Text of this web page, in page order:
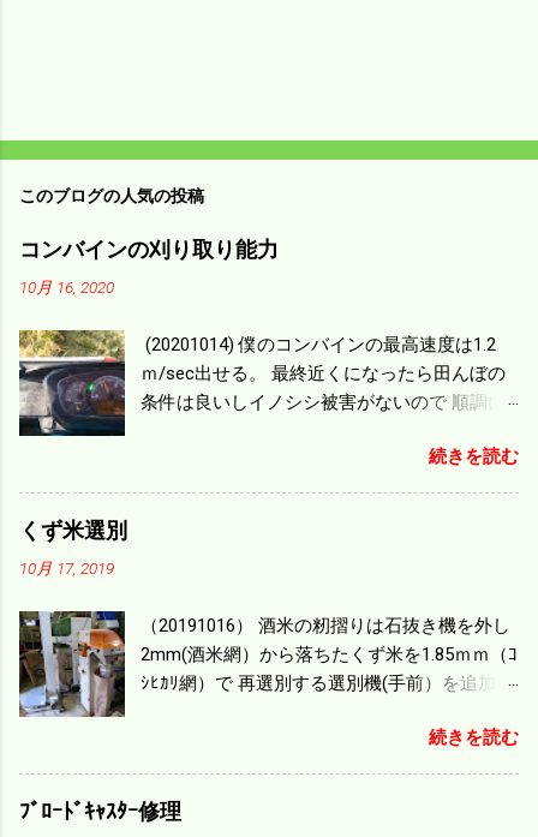
このブログの人気の投稿
コンバインの刈り取り能力
10月 16, 2020
(20201014) 僕のコンバインの最高速度は1.2
ｍ/sec出せる。 最終近くになったら田んぼの
条件は良いしイノシシ被害がないので 順調に
ｍ/min、4.32ｋｍ/hrになり 幅は約2ｍだから
0.864/haの作業能力がある。 実際は回転した
機の容量、籾摺りの能力などのバランスの問
題で 今の機種で満足している。 というより買
った時はまだ耕作面積が少なく手が出せ 無か
のがある。キャビン付きだから一度は乗って
みたいと思う。 町内では5条刈りの100㎰で作
業する人がいる。 秋作業は儲かるというのが
続きを読む
くず米選別
10月 17, 2019
（20191016） 酒米の籾摺りは石抜き機を外し
2mm(酒米網）から落ちたくず米を1.85ｍｍ（ｺ
ｼﾋｶﾘ網）で 再選別する選別機(手前）を追加す
ず米より2倍近い値段になる。 後で選別するの
には手間がかかるので 一度に選別するやり方
を随分前からこの方式にした。 今年は酒米30
㎏を40袋したところで未熟が3袋出る。 1.85ｍ
続きを読む
ﾌﾞﾛｰﾄﾞｷｬｽﾀｰ修理